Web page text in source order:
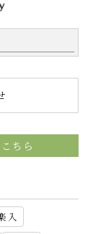
ちら
入